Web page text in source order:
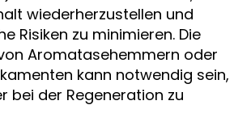
wiederherzustellen und
Risiken zu minimieren. Die
Aromatasehemmern oder
kann notwendig sein,
bei der Regeneration zu